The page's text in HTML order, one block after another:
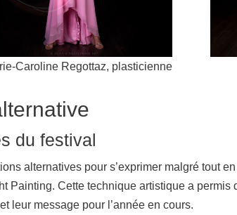
Caroline Regottaz, plasticienne
du festival
alternatives pour s’exprimer malgré tout en
Painting. Cette technique artistique a permis
leur message pour l’année en cours.